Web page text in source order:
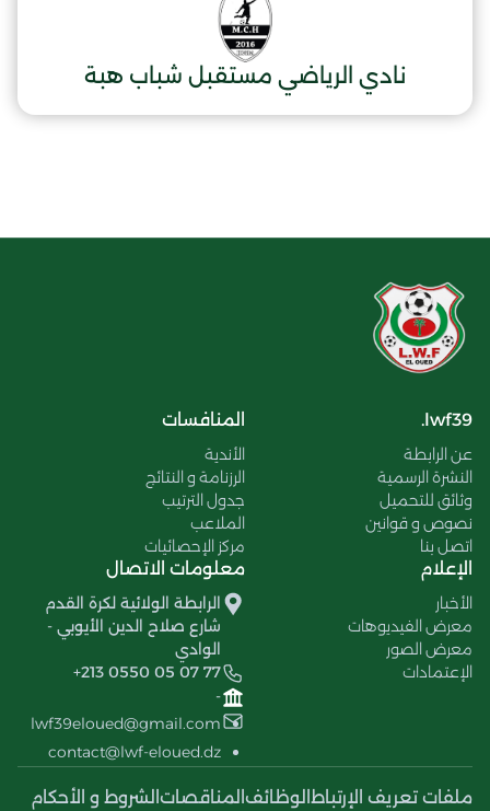
نادي الرياضي مستقبل شباب هبة
lwf39.
عن الرابطة
النشرة الرسمية
وثائق للتحميل
نصوص و قوانين
اتصل بنا
المنافسات
الأندية
الرزنامة و النتائج
جدول الترتيب
الملاعب
مركز الإحصائيات
الإعلام
الأخبار
معرض الفيديوهات
معرض الصور
الإعتمادات
معلومات الاتصال
الرابطة الولائية لكرة القدم
شارع صلاح الدين الأيوبي -
الوادي
+213 0550 05 07 77
-
lwf39eloued@gmail.com
contact@lwf-eloued.dz
ملفات تعريف الإرتباط الوظائف المناقصات الشروط و الأحكام